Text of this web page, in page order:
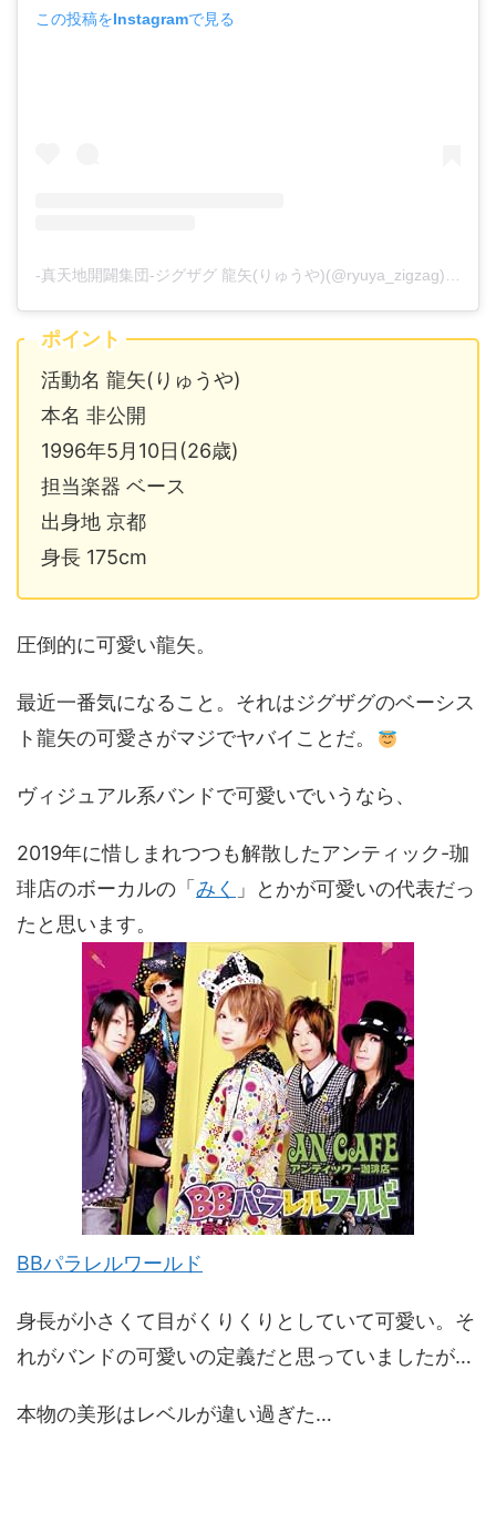
この投稿をInstagramで見る
ポイント
活動名 龍矢(りゅうや)
本名 非公開
1996年5月10日(26歳)
担当楽器 ベース
出身地 京都
身長 175cm
圧倒的に可愛い龍矢。
最近一番気になること。それはジグザグのベーシス
ト龍矢の可愛さがマジでヤバイことだ。
ヴィジュアル系バンドで可愛いでいうなら、
2019年に惜しまれつつも解散したアンティック-珈
琲店のボーカルの「みく 」とかが可愛いの代表だっ
たと思います。
BBパラレルワールド
身長が小さくて目がくりくりとしていて可愛い。そ
れがバンドの可愛いの定義だと思っていましたが…
本物の美形はレベルが違い過ぎた…